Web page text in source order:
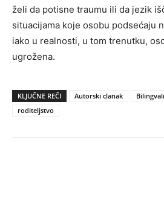
želi da potisne traumu ili da jezik
situacijama koje osobu podsećaju
iako u realnosti, u tom trenutku,
ugrožena.
KLJUČNE REČI Autorski clanak
roditeljstvo